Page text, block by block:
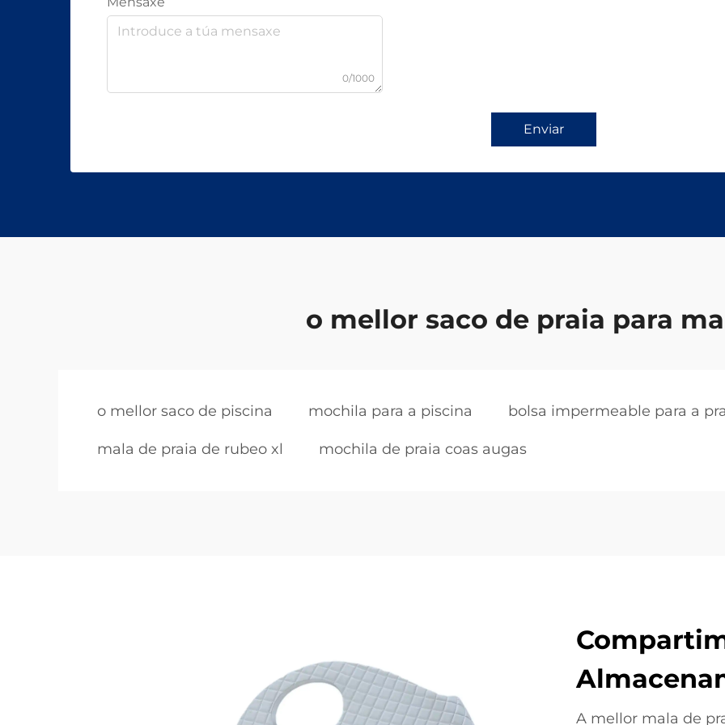
0/1000
Enviar
o mellor saco de praia para
o mellor saco de piscina mochila para a piscina bolsa impermeable para a
mala de praia de rubeo xl mochila de praia coas augas
A mellor mala de